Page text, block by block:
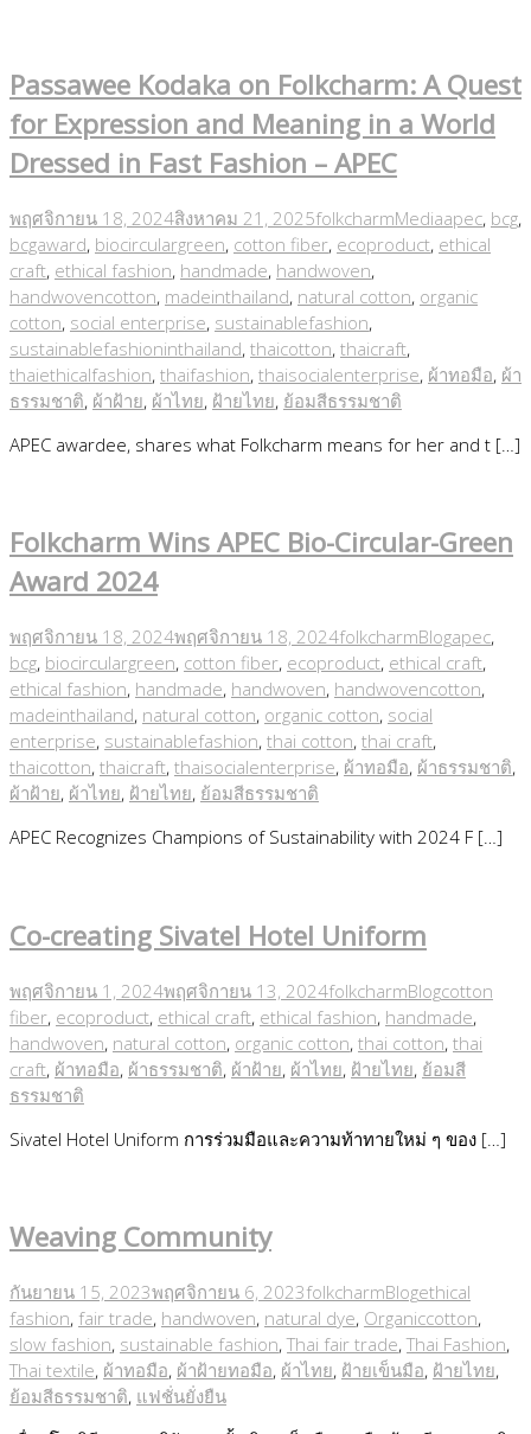
Passawee Kodaka on Folkcharm: A Quest
for Expression and Meaning in a World
Dressed in Fast Fashion – APEC
พฤศจิกายน 18, 2024สิงหาคม 21, 2025folkcharmMediaapec, bcg,
bcgaward, biocirculargreen, cotton fiber, ecoproduct, ethical
craft, ethical fashion, handmade, handwoven,
handwovencotton, madeinthailand, natural cotton, organic
cotton, social enterprise, sustainablefashion,
sustainablefashioninthailand, thaicotton, thaicraft,
thaiethicalfashion, thaifashion, thaisocialenterprise, ผ้าทอมือ, ผ้า
ธรรมชาติ, ผ้าฝ้าย, ผ้าไทย, ฝ้ายไทย, ย้อมสีธรรมชาติ
APEC awardee, shares what Folkcharm means for her and t […]
Folkcharm Wins APEC Bio-Circular-Green
Award 2024
พฤศจิกายน 18, 2024พฤศจิกายน 18, 2024folkcharmBlogapec,
bcg, biocirculargreen, cotton fiber, ecoproduct, ethical craft,
ethical fashion, handmade, handwoven, handwovencotton,
madeinthailand, natural cotton, organic cotton, social
enterprise, sustainablefashion, thai cotton, thai craft,
thaicotton, thaicraft, thaisocialenterprise, ผ้าทอมือ, ผ้าธรรมชาติ,
ผ้าฝ้าย, ผ้าไทย, ฝ้ายไทย, ย้อมสีธรรมชาติ
APEC Recognizes Champions of Sustainability with 2024 F […]
Co-creating Sivatel Hotel Uniform
พฤศจิกายน 1, 2024พฤศจิกายน 13, 2024folkcharmBlogcotton
fiber, ecoproduct, ethical craft, ethical fashion, handmade,
handwoven, natural cotton, organic cotton, thai cotton, thai
craft, ผ้าทอมือ, ผ้าธรรมชาติ, ผ้าฝ้าย, ผ้าไทย, ฝ้ายไทย, ย้อมสี
ธรรมชาติ
Sivatel Hotel Uniform การร่วมมือและความท้าทายใหม่ ๆ ของ […]
Weaving Community
กันยายน 15, 2023พฤศจิกายน 6, 2023folkcharmBlogethical
fashion, fair trade, handwoven, natural dye, Organiccotton,
slow fashion, sustainable fashion,Thai fair trade,Thai Fashion,
Thai textile, ผ้าทอมือ, ผ้าฝ้ายทอมือ, ผ้าไทย, ฝ้ายเข็นมือ, ฝ้ายไทย,
ย้อมสีธรรมชาติ, แฟชั่นยั่งยืน